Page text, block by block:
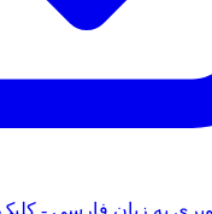
به زبان فارسی - کلیک